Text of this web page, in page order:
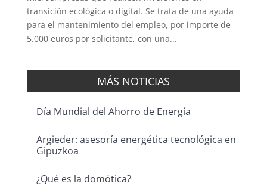
transición ecológica o digital. Se trata de una ayuda
para el mantenimiento del empleo, por importe de
5.000 euros por solicitante, con una...
MÁS NOTICIAS
Día Mundial del Ahorro de Energía
Argieder: asesoría energética tecnológica en
Gipuzkoa
¿Qué es la domótica?